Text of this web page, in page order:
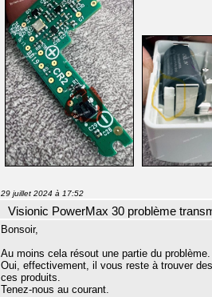
29 juillet 2024 à 17:52
Visionic PowerMax 30 problème
Bonsoir,
Au moins cela résout une partie du problème.
Oui, effectivement, il vous reste à trouver
ces produits.
Tenez-nous au courant.